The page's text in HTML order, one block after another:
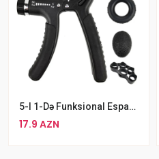
5-I 1-Də Funksional Espander Dəsti Ovuc Barmaq Əl İçi Purjinli Espanderlər
17.9 AZN